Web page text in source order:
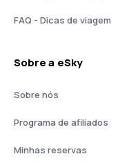
FAQ - Dicas de viagem
Sobre a eSky
Sobre nós
Programa de afiliados
Minhas reservas